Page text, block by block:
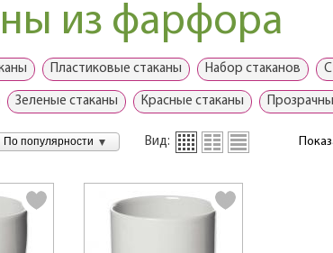
из фарфора
Пластиковые стаканы Набор стаканов
Зеленые стаканы Красные стаканы
По популярности Вид: